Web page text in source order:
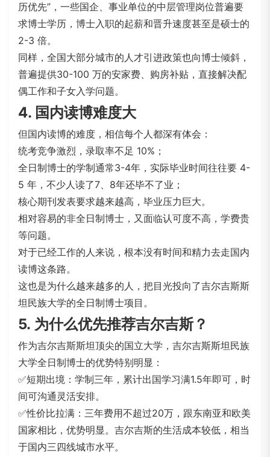
历优先”，一些国企、事业单位的中层管理岗位普遍要
求博士学历，博士入职的起薪和晋升速度甚至是硕士的
2-3 倍。
同样，全国大部分城市的人才引进政策也向博士倾斜，
普遍提供30-100 万的安家费、购房补贴，直接解决配
偶工作和子女入学问题。
4. 国内读博难度大
但国内读博的难度，相信每个人都深有体会：
统考竞争激烈，录取率不足 10%；
全日制博士的学制通常3-4年，实际毕业时间往往要 4-
5 年，不少人读了7、8年还毕不了业；
核心期刊发表要求越来越高，毕业压力巨大。
相对容易的非全日制博士，又面临认可度不高，学费贵
等问题。
对于已经工作的人来说，根本没有时间和精力去走国内
读博这条路。
这也是为什么越来越多的人，把目光投向了吉尔吉斯斯
坦民族大学的全日制博士项目。
5. 为什么优先推荐吉尔吉斯？
作为吉尔吉斯斯坦顶尖的国立大学，吉尔吉斯斯坦民族
大学全日制博士的优势特别明显：
✅短期出境：学制三年，累计出国学习满1.5年即可，时
间可沟通灵活安排。
✅性价比拉满：三年费用不超过20万，跟东南亚和欧美
国家相比，优势明显。 吉尔吉斯的生活成本较低，相当
于国内三四线城市水平。